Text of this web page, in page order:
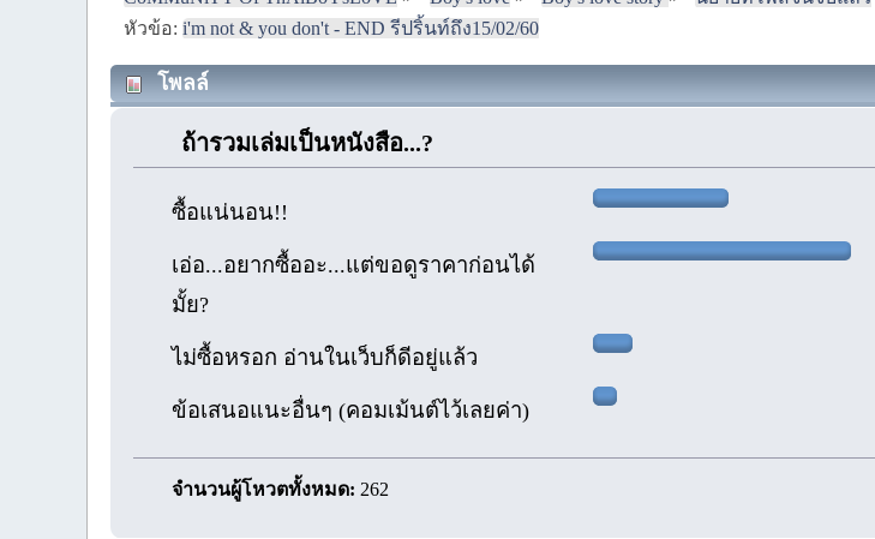
หัวข้อ:i'm not & you don't - END รีปริ้นท์ถึง15/02/60
โพลล์
ถ้ารวมเล่มเป็นหนังสือ...?
ซื้อแน่นอน!!
เอ่อ...อยากซื้ออะ...แต่ขอดูราคาก่อนได้
มั้ย?
ไม่ซื้อหรอก อ่านในเว็บก็ดีอยู่แล้ว
ข้อเสนอแนะอื่นๆ (คอมเม้นต์ไว้เลยค่า)
จำนวนผู้โหวตทั้งหมด: 262